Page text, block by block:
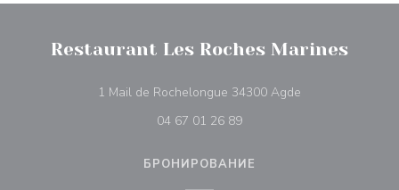
Restaurant Les Roches Marines
1 Mail de Rochelongue 34300 Agde
04 67 01 26 89
БРОНИРОВАНИЕ